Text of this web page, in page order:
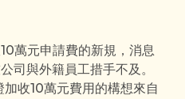
萬元申請費的新規，消息
司與外籍員工措手不及。
收10萬元費用的構想來自